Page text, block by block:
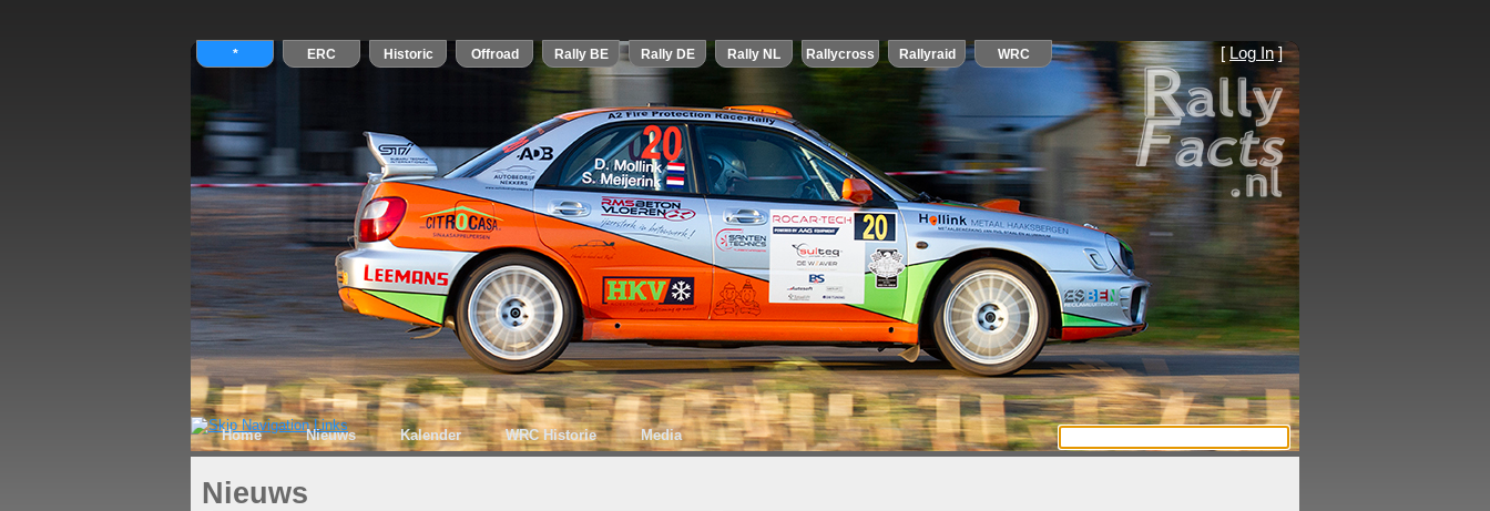
[ Log In]
Home Nieuws Kalender WRC Historie Media
Nieuws